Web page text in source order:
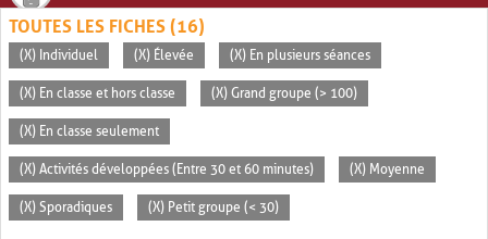
TOUTES LES FICHES (16)
(X) Individuel (X) Élevée (X) En plusieurs séances
(X) En classe et hors classe (X) Grand groupe (> 100)
(X) En classe seulement
(X) Activités développées (Entre 30 et 60 minutes) (X) Moyenne
(X) Sporadiques (X) Petit groupe (< 30)